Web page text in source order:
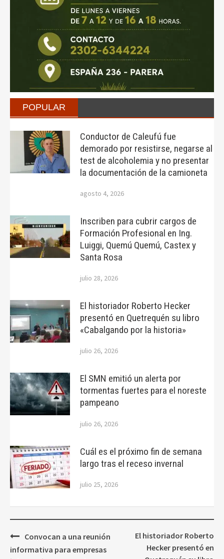
POPULAR
Conductor de Caleufú fue
demorado por resistirse, negarse al
test de alcoholemia y no presentar
la documentación de la camioneta
agosto 4, 2026
Inscriben para cubrir cargos de
Formación Profesional en Ing.
Luiggi, Quemú Quemú, Castex y
Santa Rosa
julio 28, 2026
El historiador Roberto Hecker
presentó en Quetrequén su libro
«Cabalgando por la historia»
julio 26, 2026
El SMN emitió un alerta por
tormentas fuertes para el noreste
pampeano
julio 26, 2026
Cuál es el próximo fin de semana
largo tras el receso invernal
julio 25, 2026
Navegación
de
Convocan a una reunión
informativa para empresas
El historiador Roberto
Hecker presentó en